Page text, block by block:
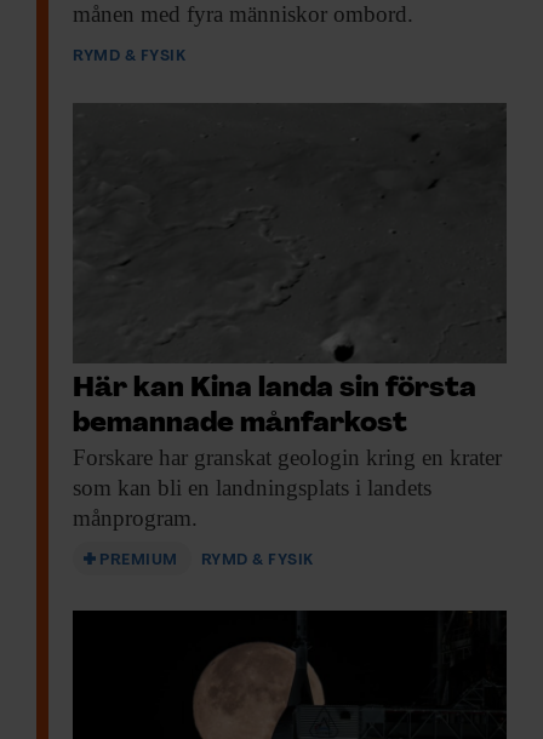
månen med fyra människor ombord.
RYMD & FYSIK
Här kan Kina landa sin första
bemannade månfarkost
Forskare har granskat geologin kring en krater
som kan bli en landningsplats i landets
månprogram.
PREMIUM RYMD & FYSIK